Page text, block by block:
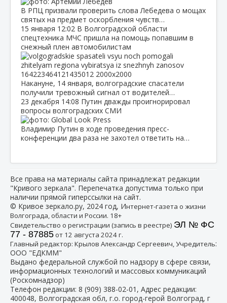
В РПЦ призвали проверить слова Лебедева о мощах
святых на предмет оскорбления чувств…
15 января 12:02 В Волгоградской области
спецтехника МЧС пришла на помощь попавшим в
снежный плен автомобилистам
Накануне, 14 января, волгоградские спасатели
получили тревожный сигнал от водителей…
23 декабря 14:08 Путин дважды проигнорировал
вопросы волгоградских СМИ
Владимир Путин в ходе проведения пресс-
конференции два раза не захотел ответить на…
Все права на материалы сайта принадлежат редакции
"Кривого зеркала". Перепечатка допустима только при
наличии прямой гиперссылки на сайт.
© Кривое зеркало.ру, 2024 год, Интернет-газета о жизни
Волгограда, области и России. 18+
Свидетельство о регистрации (запись в реестре) ЭЛ № ФС
77 - 87885от 12 августа 2024 г.
Главный редактор: Крылов Александр Сергеевич, Учредитель:
ООО "ЕДКММ"
Выдано федеральной службой по надзору в сфере связи,
информационных технологий и массовых коммуникаций
(Роскомнадзор)
Телефон редакции: 8 (909) 388-02-01 , Адрес редакции:
400048, Волгоградская обл, г.о. город-герой Волгоград, г